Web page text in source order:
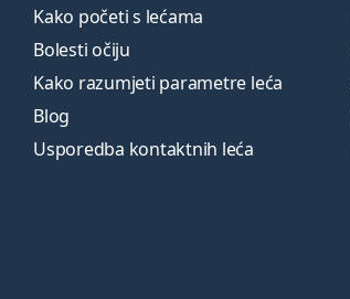
Kako početi s lećama
Bolesti očiju
Kako razumjeti parametre leća
Blog
Usporedba kontaktnih leća